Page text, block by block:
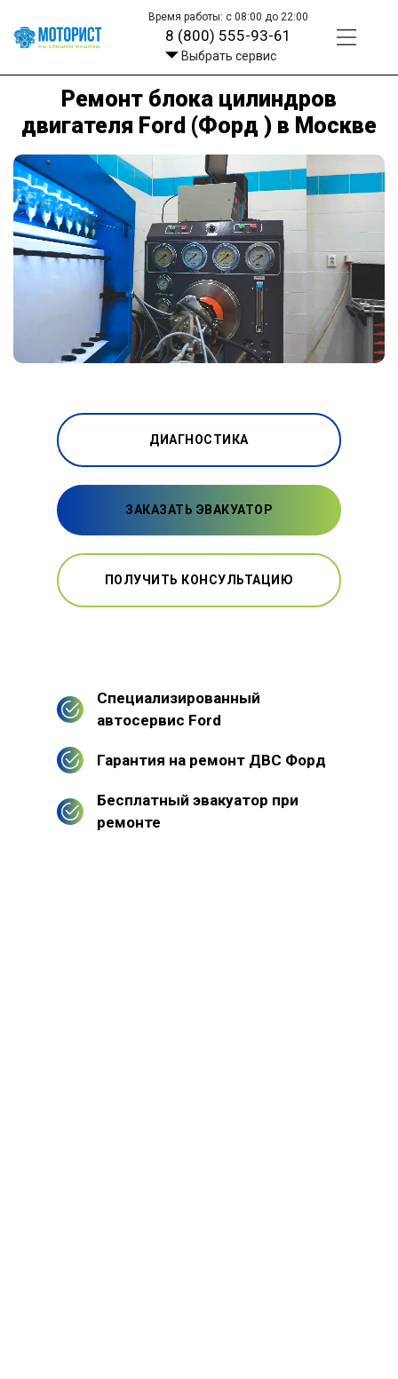
Время работы: с 08:00 до 22:00
8 (800) 555-93-61
Выбрать сервис
Ремонт блока цилиндров
двигателя Ford (Форд ) в Москве
ДИАГНОСТИКА
ЗАКАЗАТЬ ЭВАКУАТОР
ПОЛУЧИТЬ КОНСУЛЬТАЦИЮ
Специализированный
автосервис Ford
Гарантия на ремонт ДВС Форд
Бесплатный эвакуатор при
ремонте